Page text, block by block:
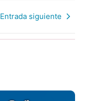
Entrada siguiente